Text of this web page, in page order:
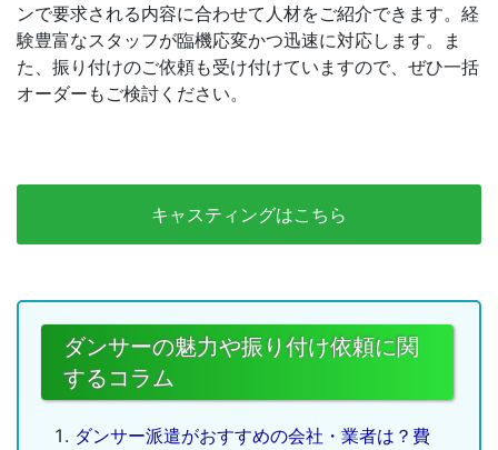
ンで要求される内容に合わせて人材をご紹介できます。経
験豊富なスタッフが臨機応変かつ迅速に対応します。ま
た、振り付けのご依頼も受け付けていますので、ぜひ一括
オーダーもご検討ください。
キャスティングはこちら
ダンサーの魅力や振り付け依頼に関
するコラム
ダンサー派遣がおすすめの会社・業者は？費